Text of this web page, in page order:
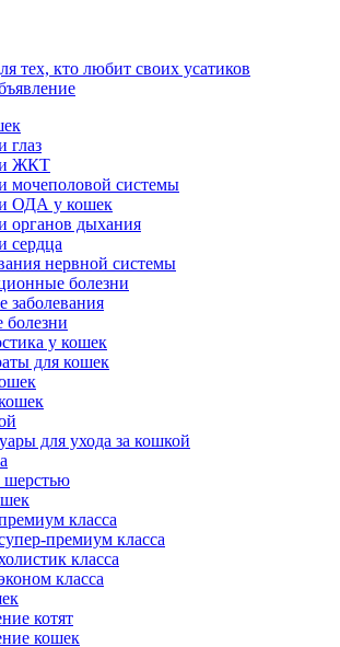
тех, кто любит своих усатиков
глаз
ЖКТ
мочеполовой системы
ОДА у кошек
органов дыхания
сердца
нервной системы
болезни
заболевания
болезни
у кошек
для кошек
для ухода за кошкой
шерстью
класса
премиум класса
класса
класса
котят
кошек